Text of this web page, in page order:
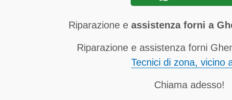
Riparazione e assistenza forni a
Riparazione e assistenza forni
Tecnici di zona, vicino
Chiama adesso!